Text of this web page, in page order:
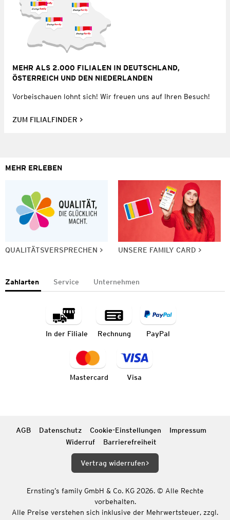
MEHR ALS 2.000 FILIALEN IN DEUTSCHLAND,
ÖSTERREICH UND DEN NIEDERLANDEN
Vorbeischauen lohnt sich! Wir freuen uns auf Ihren Besuch!
ZUM FILIALFINDER
MEHR ERLEBEN
QUALITÄTSVERSPRECHEN UNSERE FAMILY CARD
Zahlarten Service Unternehmen
In der Filiale Rechnung PayPal
Mastercard Visa
AGB Datenschutz Cookie-Einstellungen
Impressum
Widerruf
Barrierefreiheit
Vertrag widerrufen
Ernsting’s family GmbH & Co. KG 2026. © Alle Rechte
vorbehalten.
Alle Preise verstehen sich inklusive der Mehrwertsteuer, zzgl.